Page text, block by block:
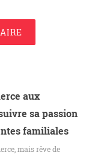
aux
sa passion
familiales
mais rêve de